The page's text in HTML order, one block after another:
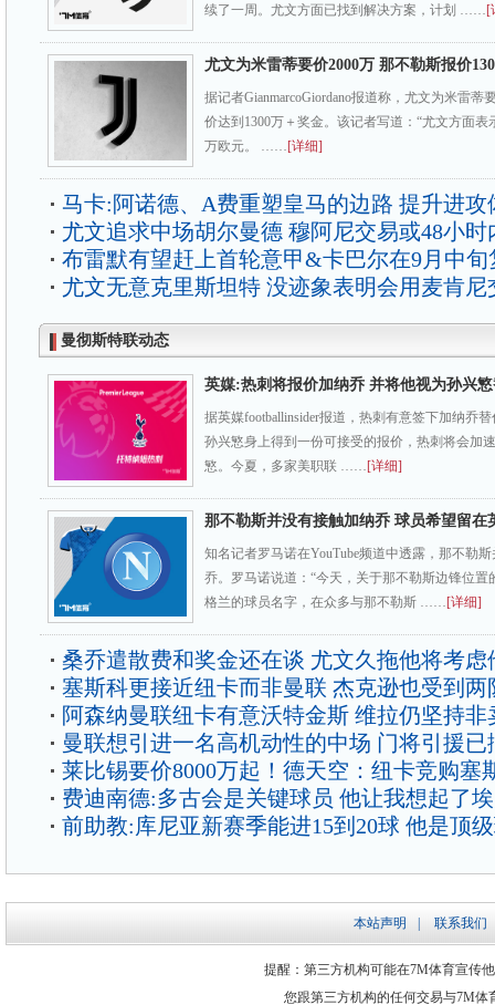
续了一周。尤文方面已找到解决方案，计划 ……[
尤文为米雷蒂要价2000万 那不勒斯报价
据记者GianmarcoGiordano报道称，尤文为米雷蒂
价达到1300万＋奖金。该记者写道：“尤文方面表
万欧元。 ……[详细]
马卡:阿诺德、A费重塑皇马的边路 提升进攻
尤文追求中场胡尔曼德 穆阿尼交易或48小时
布雷默有望赶上首轮意甲&卡巴尔在9月中旬
尤文无意克里斯坦特 没迹象表明会用麦肯尼
曼彻斯特联动态
英媒:热刺将报价加纳乔 并将他视为孙兴
据英媒footballinsider报道，热刺有意签下加纳乔
孙兴慜身上得到一份可接受的报价，热刺将会加
慜。今夏，多家美职联 ……[详细]
那不勒斯并没有接触加纳乔 球员希望留在
知名记者罗马诺在YouTube频道中透露，那不勒
乔。罗马诺说道：“今天，关于那不勒斯边锋位置
格兰的球员名字，在众多与那不勒斯 ……[详细]
桑乔遣散费和奖金还在谈 尤文久拖他将考虑
塞斯科更接近纽卡而非曼联 杰克逊也受到两
阿森纳曼联纽卡有意沃特金斯 维拉仍坚持非
曼联想引进一名高机动性的中场 门将引援已
莱比锡要价8000万起！德天空：纽卡竞购塞
费迪南德:多古会是关键球员 他让我想起了
前助教:库尼亚新赛季能进15到20球 他是顶
本站声明 联系我们
提醒：第三方机构可能在7M体育宣传
您跟第三方机构的任何交易与7M